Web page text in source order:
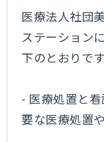
医療法人社団
ステーション
下のとおりです
- 医療処置と
要な医療処置